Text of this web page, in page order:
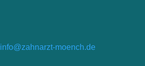
info@zahnarzt-moench.de